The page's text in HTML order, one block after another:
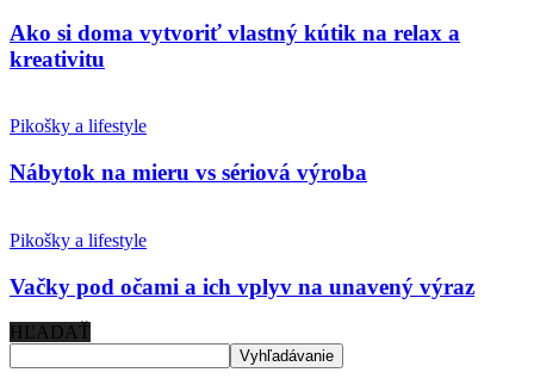
Ako si doma vytvoriť vlastný kútik na relax a
kreativitu
Pikošky a lifestyle
Nábytok na mieru vs sériová výroba
Pikošky a lifestyle
Vačky pod očami a ich vplyv na unavený výraz
HĽADAŤ